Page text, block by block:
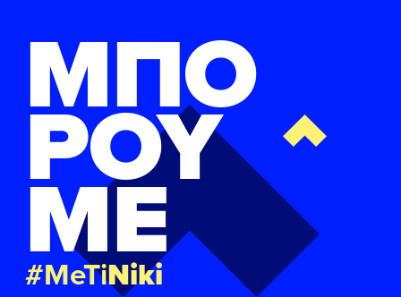
ΜΠΟ
ΡΟΥ
ΜΕ
#MeTiNiki